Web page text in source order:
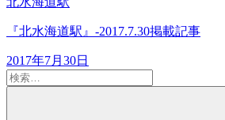
『北水海道駅』-2017.7.30掲載記事
2017年7月30日
検
索: